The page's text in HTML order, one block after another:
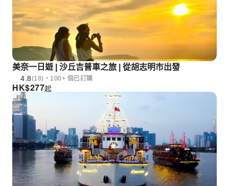
美奈一日遊 | 沙丘吉普車之旅 | 從胡志明市出發
4.8(18)・100+ 個已訂購
HK$277起